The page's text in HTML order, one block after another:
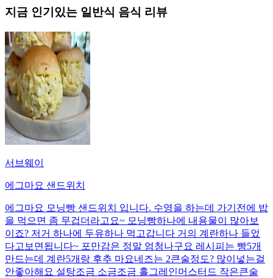
지금 인기있는 일반식 음식 리뷰
서브웨이
에그마요 샌드위치
에그마요 모닝빵 샌드위치 입니다. 수영을 하는데 가기전에 밥
을 먹으면 좀 무겁더라고요~ 모닝빵하나에 내용물이 많아보
이죠? 저거 하나에 두유하나 먹고갑니다 거의 계란하나 들었
다고보면됩니다~ 포만감은 정말 엄청나구요 레시피는 빵5개
만드는데 계란5개랑 후추 마요네즈는 2큰술정도? 많이넣는걸
안좋아해요 설탕조금 소금조금 홀그레인머스터드 작은큰술